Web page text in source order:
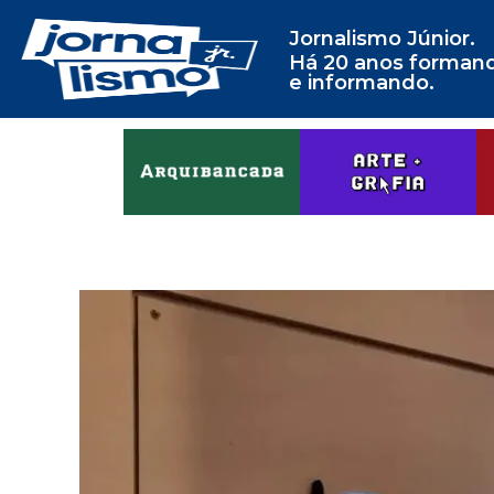
Jornalismo Júnior.
Há 20 anos
e informando.